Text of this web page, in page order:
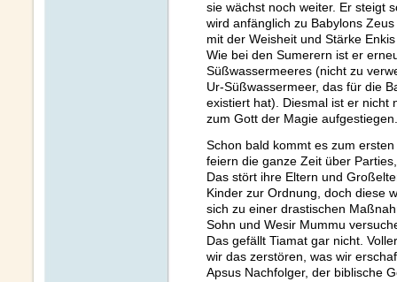
sie wächst noch weiter. Er steigt
wird anfänglich zu Babylons
mit der Weisheit und Stärke
Wie bei den Sumerern ist er
Süßwassermeeres (nicht zu
Ur-Süßwassermeer, das für die
existiert hat). Diesmal ist er nicht
zum Gott der Magie aufgestiegen.
Schon bald kommt es zum
feiern die ganze Zeit über
Das stört ihre Eltern und
Kinder zur Ordnung, doch diese
sich zu einer drastischen
Sohn und Wesir Mummu
Das gefällt Tiamat gar nicht.
wir das zerstören, was wir
Apsus Nachfolger, der biblische